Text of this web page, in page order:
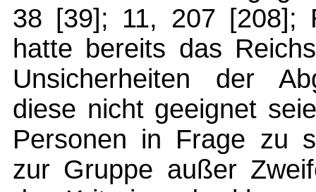
38 [39]; 11, 207 [208];
hatte bereits das
Unsicherheiten der
diese nicht geeignet
Personen in Frage zu
zur Gruppe außer